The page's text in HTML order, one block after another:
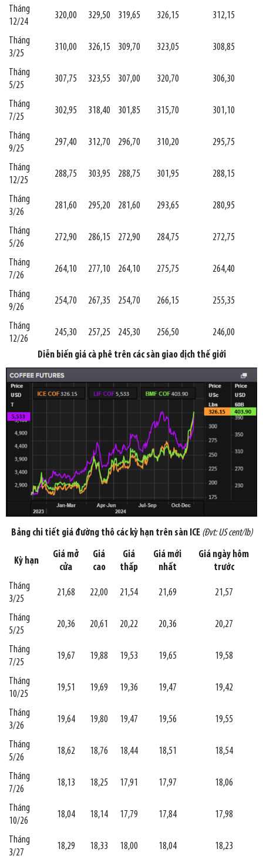
Tháng
12/24
320,00 329,50 319,65 326,15 312,15
Tháng
3/25
310,00 326,15 309,70 323,05 308,85
Tháng
5/25
307,75 323,55 307,00 320,70 306,30
Tháng
7/25
302,95 318,40 301,85 315,70 301,10
Tháng
9/25
297,40 312,70 296,70 310,20 295,75
Tháng
12/25
288,75 303,95 288,75 301,95 288,15
Tháng
3/26
281,60 295,20 281,60 293,65 280,95
Tháng
5/26
272,90 286,15 272,90 284,75 272,75
Tháng
7/26
264,10 277,10 264,10 275,75 264,40
Tháng
9/26
254,70 267,35 254,70 266,15 255,35
Tháng
12/26
245,30 257,25 245,30 256,50 246,00
Diễn biến giá cà phê trên các sàn giao dịch thế giới
Bảng chi tiết giá đường thô các kỳ hạn trên sàn ICE (Đvt: US cent/lb)
Kỳ hạn
Giá mở
cửa
Giá
cao
Giá
thấp
Giá mới
nhất
Giá ngày hôm
trước
Tháng
3/25
21,68 22,00 21,54 21,69 21,57
Tháng
5/25
20,36 20,61 20,22 20,36 20,27
Tháng
7/25
19,67 19,88 19,53 19,65 19,58
Tháng
10/25
19,51 19,69 19,36 19,47 19,42
Tháng
3/26
19,64 19,80 19,47 19,56 19,55
Tháng
5/26
18,62 18,76 18,44 18,51 18,54
Tháng
7/26
18,13 18,25 17,91 17,97 18,06
Tháng
10/26
18,04 18,14 17,79 17,84 17,98
Tháng
3/27
18,29 18,33 18,00 18,04 18,23